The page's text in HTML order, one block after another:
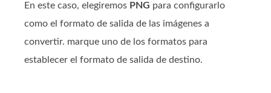
En este caso, elegiremos PNG para configurarlo
como el formato de salida de las imágenes a
convertir. marque uno de los formatos para
establecer el formato de salida de destino.